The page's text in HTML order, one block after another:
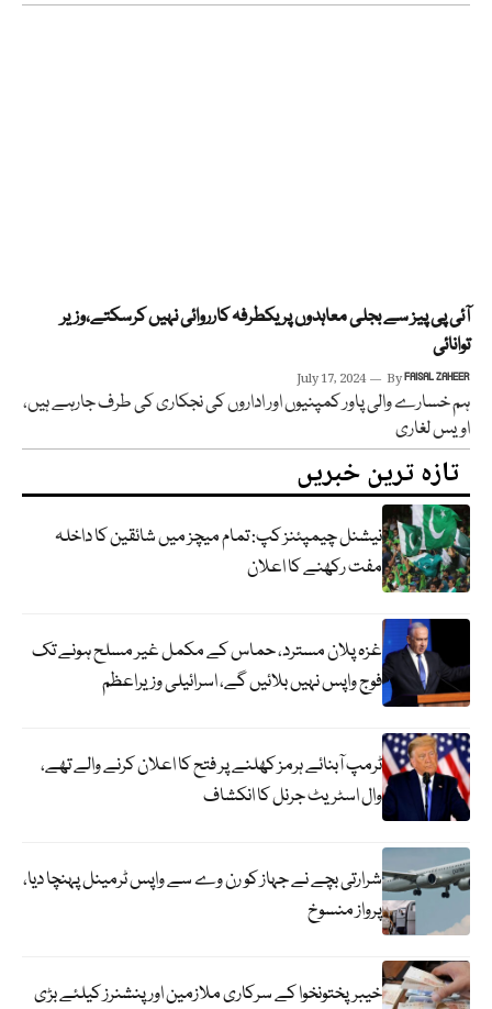
آئی پی پیز سے بجلی معاہدوں پر یکطرفہ کارروائی نہیں کرسکتے،وزیر
توانائی
July 17, 2024 ByFAISAL ZAHEER
ہم خسارے والی پاور کمپنیوں اور اداروں کی نجکاری کی طرف جارہے ہیں،
اویس لغاری
تازہ ترین خبریں
نیشنل چیمپئنز کپ: تمام میچز میں شائقین کا داخلہ
مفت رکھنے کا اعلان
غزہ پلان مسترد، حماس کے مکمل غیر مسلح ہونے تک
فوج واپس نہیں بلائیں گے، اسرائیلی وزیراعظم
ٹرمپ آبنائے ہرمز کھلنے پر فتح کا اعلان کرنے والے تھے،
وال اسٹریٹ جرنل کا انکشاف
شرارتی بچے نے جہاز کو رن وے سے واپس ٹرمینل پہنچا دیا،
پرواز منسوخ
خیبرپختونخوا کے سرکاری ملازمین اور پنشنرز کیلئے بڑی